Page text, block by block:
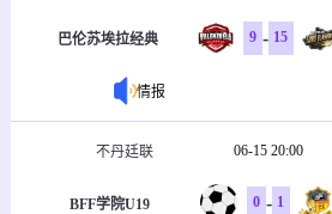
巴伦苏埃拉经典 9 - 15
情报
不丹廷联 06-15 20:00
BFF学院U19 0 - 1